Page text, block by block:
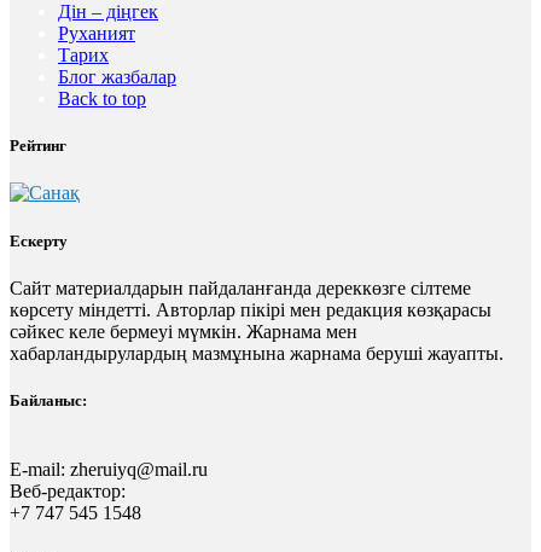
Дін – діңгек
Руханият
Тарих
Блог жазбалар
Back to top
Рейтинг
Ескерту
Сайт материалдарын пайдаланғанда дереккөзге сілтеме
көрсету міндетті. Авторлар пікірі мен редакция көзқарасы
сәйкес келе бермеуі мүмкін. Жарнама мен
хабарландырулардың мазмұнына жарнама беруші жауапты.
Байланыс:
E-mail: zheruiyq@mail.ru
Веб-редактор:
+7 747 545 1548